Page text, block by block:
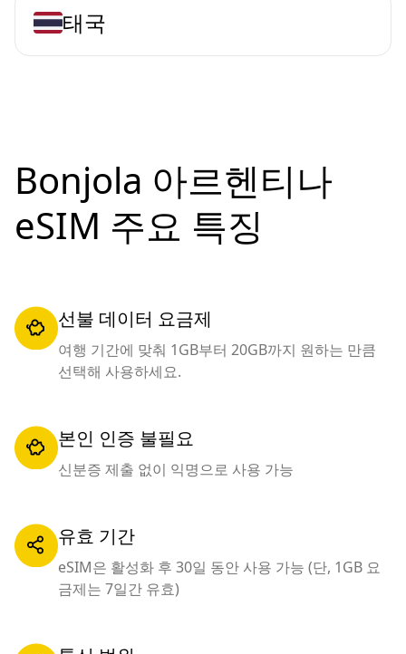
태국
Bonjola 아르헨티나
eSIM 주요 특징
선불 데이터 요금제
여행 기간에 맞춰 1GB부터 20GB까지 원하는 만큼
선택해 사용하세요.
본인 인증 불필요
신분증 제출 없이 익명으로 사용 가능
유효 기간
eSIM은 활성화 후 30일 동안 사용 가능 (단, 1GB 요
금제는 7일간 유효)